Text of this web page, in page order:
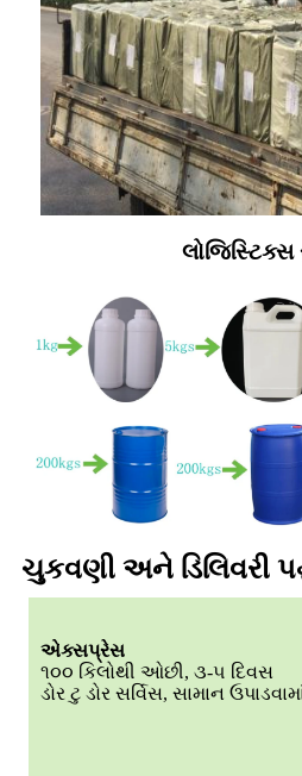
લોજિસ્ટિક્સ
ચુકવણી અને ડિલિવરી
એક્સપ્રેસ
૧૦૦ કિલોથી ઓછી, ૩-૫ દિવસ
ડોર ટુ ડોર સર્વિસ, સામાન